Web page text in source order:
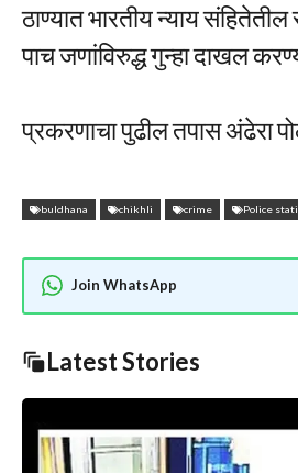
ठाण्यात भारतीय न्याय
पाच जणांविरुद्ध गुन्हा दाखल
प्रकरणाचा पुढील तपास अंढेरा
buldhana chikhli crime Police
Join WhatsApp
Latest Stories